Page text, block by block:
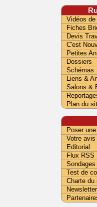
Vidéos
Fiches
Devis
C'est
Petites
Dossiers
Schémas
Liens &
Salons &
Plan du
Poser
Votre avis
Editorial
Flux RSS
Sondages
Test de
Charte du
Newsletter